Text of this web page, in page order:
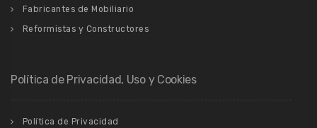
Fabricantes de Mobiliario
Reformistas y Constructores
Política de Privacidad, Uso y Cookies
Política de Privacidad